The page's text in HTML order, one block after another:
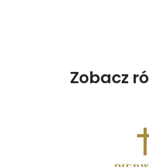
Zobacz